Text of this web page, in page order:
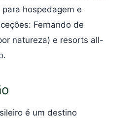
para hospedagem e
Fernando de
natureza) e resorts all-
é um destino